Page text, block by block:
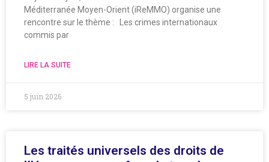
Méditerranée Moyen-Orient (iReMMO) organise une
rencontre sur le thème : Les crimes internationaux
commis par
LIRE LA SUITE
5 juin 2026
Les traités universels des droits de